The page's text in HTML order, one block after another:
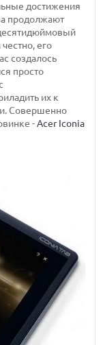
достижения
продолжают
его
создалось
просто
их к
Совершенно
-Acer Iconia